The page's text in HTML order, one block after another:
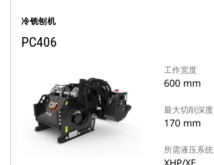
冷铣刨机
PC406
工作宽度
600 mm
最大切削深度
170 mm
所需液压系统